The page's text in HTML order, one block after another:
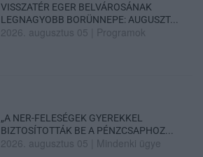
VISSZATÉR EGER BELVÁROSÁNAK
LEGNAGYOBB BORÜNNEPE: AUGUSZT...
2026. augusztus 05 Programok
„A NER-FELESÉGEK GYEREKKEL
BIZTOSÍTOTTÁK BE A PÉNZCSAPHOZ...
2026. augusztus 05 Mindenki ügye